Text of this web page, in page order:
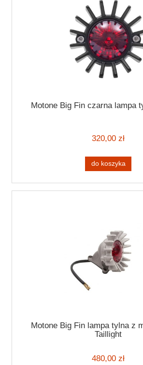
Motone Big Fin czarna lampa
320,00 zł
do koszyka
Motone Big Fin lampa tylna z
Taillight
480,00 zł